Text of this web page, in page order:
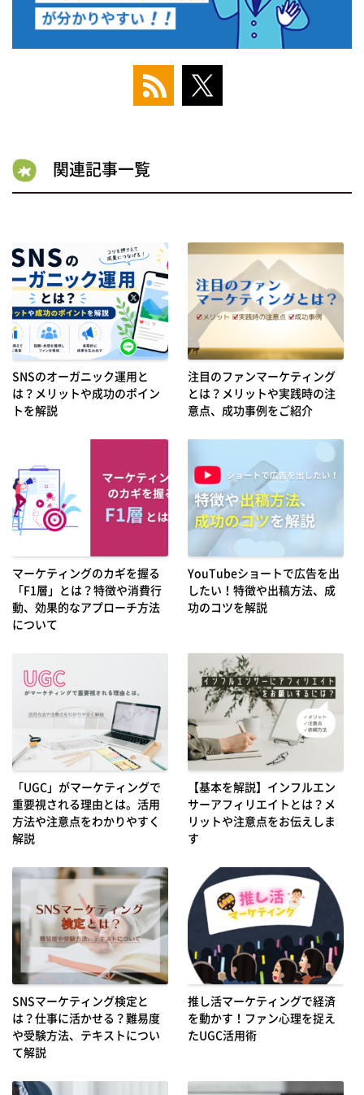
関連記事一覧
SNSのオーガニック運用と
は？メリットや成功のポイン
トを解説
注目のファンマーケティング
とは？メリットや実践時の注
意点、成功事例をご紹介
マーケティングのカギを握る
「F1層」とは？特徴や消費行
動、効果的なアプローチ方法
について
YouTubeショートで広告を出
したい！特徴や出稿方法、成
功のコツを解説
「UGC」がマーケティングで
重要視される理由とは。活用
方法や注意点をわかりやすく
解説
【基本を解説】インフルエン
サーアフィリエイトとは？メ
リットや注意点をお伝えしま
す
SNSマーケティング検定と
は？仕事に活かせる？難易度
や受験方法、テキストについ
て解説
推し活マーケティングで経済
を動かす！ファン心理を捉え
たUGC活用術